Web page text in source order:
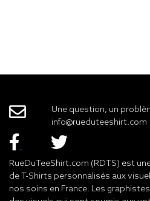
Une question, un
info@rueduteeshirt.com
RueDuTeeShirt.com (RDTS) est
de T-Shirts personnalisés aux
nos soins en France. Les